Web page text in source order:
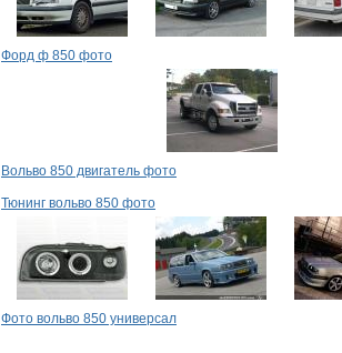
Форд ф 850 фото
Вольво 850 двигатель фото
Тюнинг вольво 850 фото
Фото вольво 850 универсал